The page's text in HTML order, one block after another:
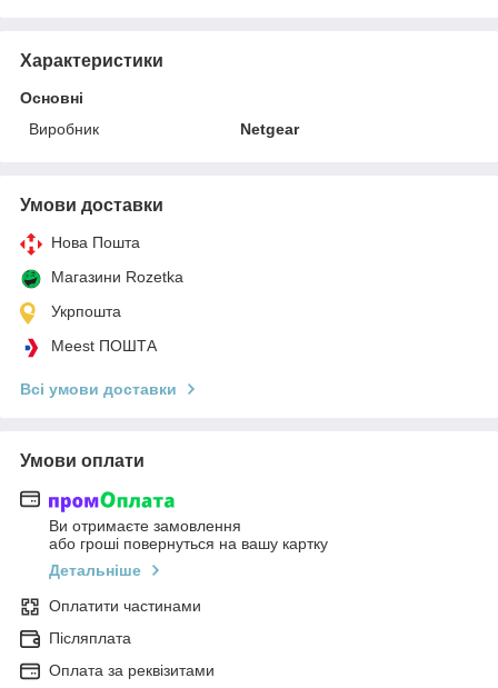
Характеристики
Основні
Виробник
Netgear
Умови доставки
Нова Пошта
Магазини Rozetka
Укрпошта
Meest ПОШТА
Всі умови доставки
Умови оплати
Ви отримаєте замовлення
або гроші повернуться на вашу картку
Детальніше
Оплатити частинами
Післяплата
Оплата за реквізитами